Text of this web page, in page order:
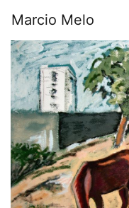
au
contenu
principal
Main
navigation
Marcio Melo
Image